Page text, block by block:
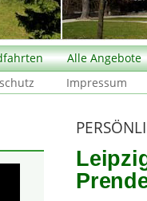
Alle Angebote
Impressum